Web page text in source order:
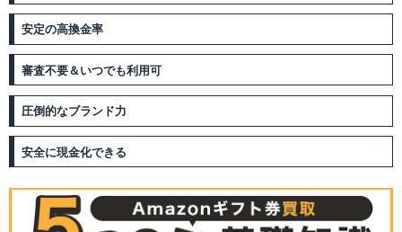
安定の高換金率
審査不要＆いつでも利用可
圧倒的なブランド力
安全に現金化できる